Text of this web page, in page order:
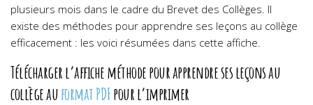
plusieurs mois dans le cadre du Brevet des Collèges. Il
existe des méthodes pour apprendre ses leçons au collège
efficacement : les voici résumées dans cette affiche.
Télécharger l’affiche méthode pour apprendre ses leçons au
collège auformat PDFpour l’imprimer